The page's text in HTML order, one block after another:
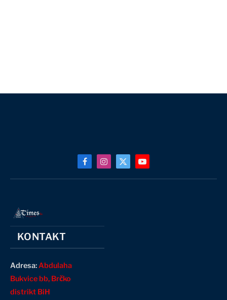
FacebookInstagram
X
(Twitter)
YouTube
KONTAKT
Adresa:Abdulaha
Bukvice bb, Brčko
distrikt BiH